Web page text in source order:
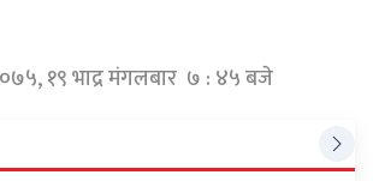
१९ भाद्र मंगलबार ७ : ४५ बजे